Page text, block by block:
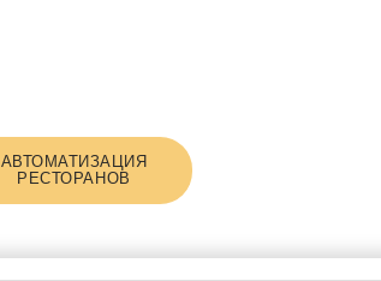
АВТОМАТИЗАЦИЯ
РЕСТОРАНОВ